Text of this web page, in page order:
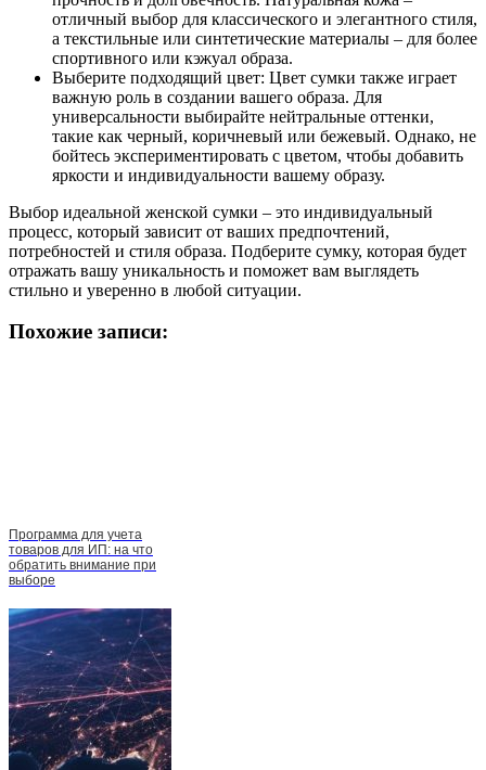
отличный выбор для классического и элегантного стиля,
а текстильные или синтетические материалы – для более
спортивного или кэжуал образа.
Выберите подходящий цвет: Цвет сумки также играет
важную роль в создании вашего образа. Для
универсальности выбирайте нейтральные оттенки,
такие как черный, коричневый или бежевый. Однако, не
бойтесь экспериментировать с цветом, чтобы добавить
яркости и индивидуальности вашему образу.
Выбор идеальной женской сумки – это индивидуальный
процесс, который зависит от ваших предпочтений,
потребностей и стиля образа. Подберите сумку, которая будет
отражать вашу уникальность и поможет вам выглядеть
стильно и уверенно в любой ситуации.
Похожие записи:
Программа для учета
товаров для ИП: на что
обратить внимание при
выборе